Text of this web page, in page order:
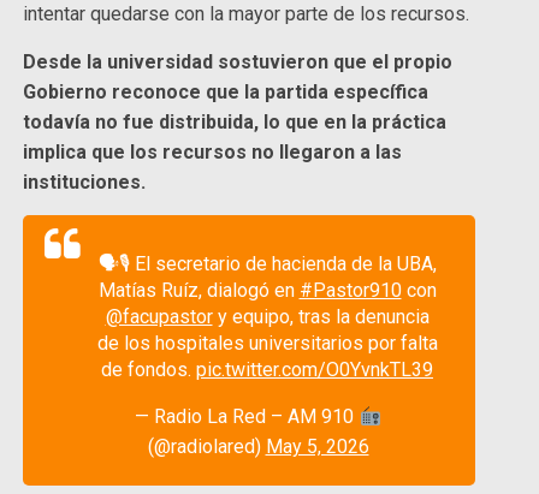
intentar quedarse con la mayor parte de los recursos.
Desde la universidad sostuvieron que el propio
Gobierno reconoce que la partida específica
todavía no fue distribuida, lo que en la práctica
implica que los recursos no llegaron a las
instituciones.
🗣🎙 El secretario de hacienda de la UBA,
Matías Ruíz, dialogó en #Pastor910con
@facupastory equipo, tras la denuncia
de los hospitales universitarios por falta
de fondos. pic.twitter.com/O0YvnkTL39
— Radio La Red – AM 910
(@radiolared) May 5, 2026